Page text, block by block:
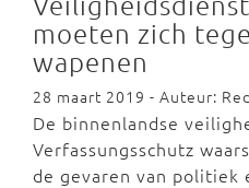
moeten zich
wapenen
28 maart 2019 - Auteur:
De binnenlandse
Verfassungsschutz
de gevaren van politiek